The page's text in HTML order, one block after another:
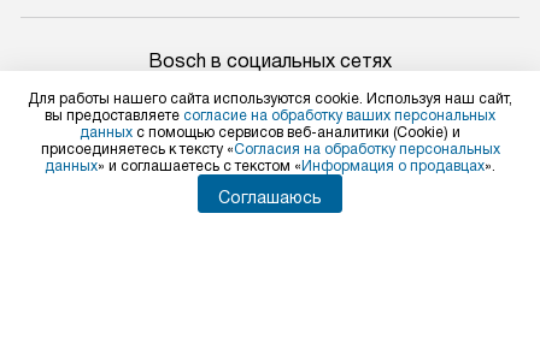
Bosch в социальных сетях
Для физических лиц
shop@bosch-centre.ru
Для юридических лиц
Для работы нашего сайта используются cookie. Используя наш сайт,
вы предоставляете согласие на обработку ваших персональных
данных с помощью сервисов веб-аналитики (Cookie) и
присоединяетесь к тексту «Согласия на обработку персональных
данных» и соглашаетесь с текстом « Информация о продавцах».
Соглашаюсь